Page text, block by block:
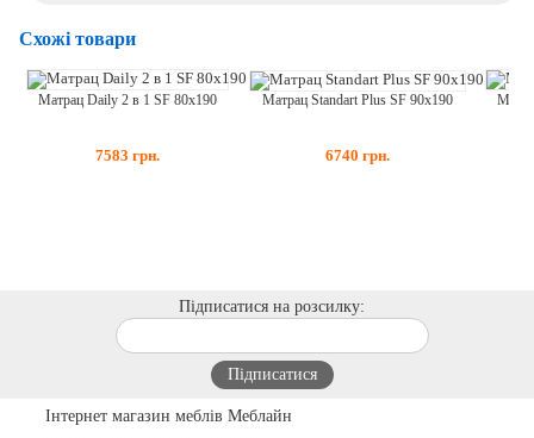
Схожі товари
Матрац Daily 2 в 1 SF 80x190
7583 грн.
Матрац Standart Plus SF 90x190
6740 грн.
Підписатися на розсилку:
Інтернет магазин меблів Меблайн